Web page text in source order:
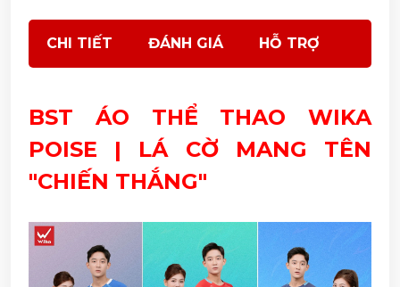
CHI TIẾT ĐÁNH GIÁ HỖ TRỢ
BST ÁO THỂ THAO WIKA
POISE | LÁ CỜ MANG TÊN
"CHIẾN THẮNG"